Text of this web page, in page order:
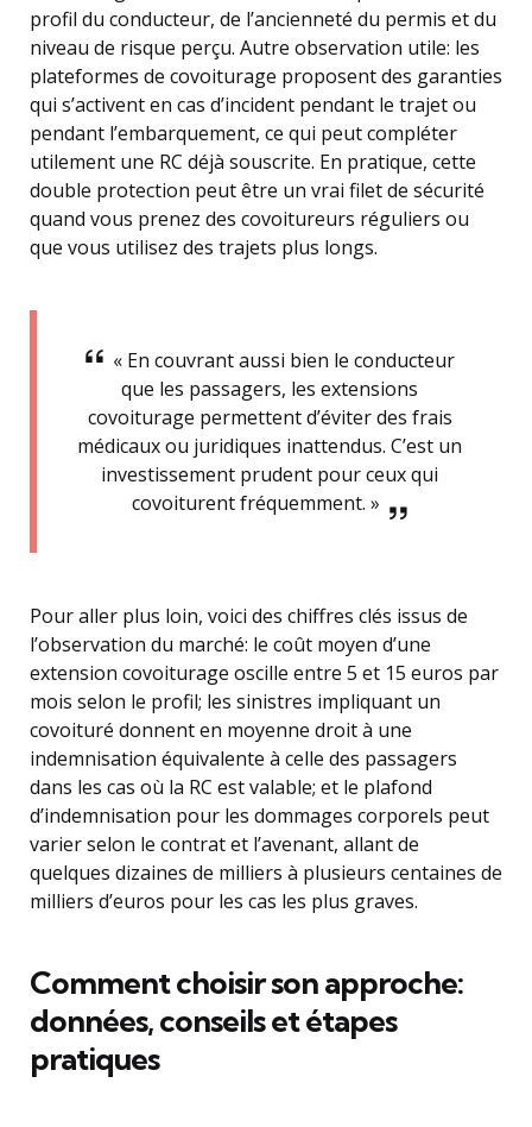
profil du conducteur, de l’ancienneté du permis et du
niveau de risque perçu. Autre observation utile: les
plateformes de covoiturage proposent des garanties
qui s’activent en cas d’incident pendant le trajet ou
pendant l’embarquement, ce qui peut compléter
utilement une RC déjà souscrite. En pratique, cette
double protection peut être un vrai filet de sécurité
quand vous prenez des covoitureurs réguliers ou
que vous utilisez des trajets plus longs.
« En couvrant aussi bien le conducteur
que les passagers, les extensions
covoiturage permettent d’éviter des frais
médicaux ou juridiques inattendus. C’est un
investissement prudent pour ceux qui
covoiturent fréquemment. »
Pour aller plus loin, voici des chiffres clés issus de
l’observation du marché: le coût moyen d’une
extension covoiturage oscille entre 5 et 15 euros par
mois selon le profil; les sinistres impliquant un
covoituré donnent en moyenne droit à une
indemnisation équivalente à celle des passagers
dans les cas où la RC est valable; et le plafond
d’indemnisation pour les dommages corporels peut
varier selon le contrat et l’avenant, allant de
quelques dizaines de milliers à plusieurs centaines de
milliers d’euros pour les cas les plus graves.
Comment choisir son approche:
données, conseils et étapes
pratiques